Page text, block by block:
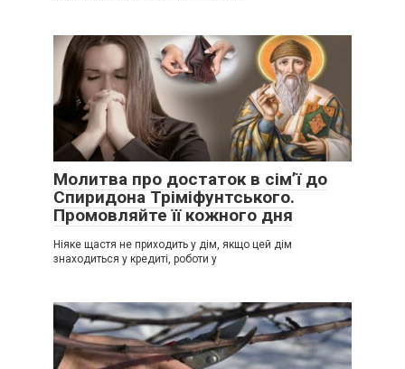
Молитва про достаток в сім’ї до
Спиридона Тріміфунтського.
Промовляйте її кожного дня
Ніяке щастя не приходить у дім, якщо цей дім
знаходиться у кредиті, роботи у